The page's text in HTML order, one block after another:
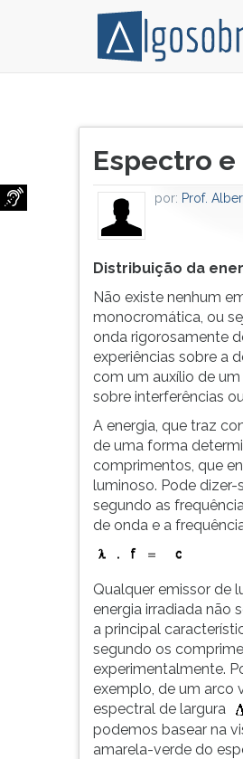
espectro
Não
monocromática,
F
para
do
artigo:
Espectro
por: Prof.
Distribuição da
Não existe nenhum
monocromática, ou
onda rigorosamente
experiências sobre a
com um auxílio de
sobre interferências
A energia, que traz
de uma forma
comprimentos, que
luminoso. Pode dizer-
segundo as
de onda e a
Qualquer emissor de
energia irradiada não
a principal
segundo os
experimentalmente.
exemplo, de um arco
espectral de largura
podemos basear na
amarela-verde do